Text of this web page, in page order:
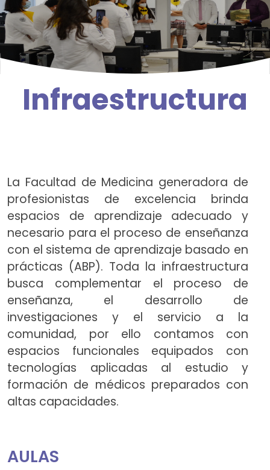
Infraestructura
La Facultad de Medicina generadora de
profesionistas de excelencia brinda
espacios de aprendizaje adecuado y
necesario para el proceso de enseñanza
con el sistema de aprendizaje basado en
prácticas (ABP). Toda la infraestructura
busca complementar el proceso de
enseñanza, el desarrollo de
investigaciones y el servicio a la
comunidad, por ello contamos con
espacios funcionales equipados con
tecnologías aplicadas al estudio y
formación de médicos preparados con
altas capacidades.
AULAS